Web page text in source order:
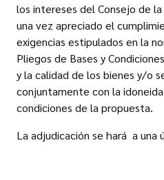
los intereses del Consejo de
una vez apreciado el
exigencias estipulados en la
Pliegos de Bases y
y la calidad de los bienes y/o
conjuntamente con la
condiciones de la propuesta.
La adjudicación se hará a una